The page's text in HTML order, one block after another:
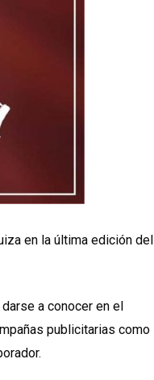
en la última edición del
a conocer en el
publicitarias como